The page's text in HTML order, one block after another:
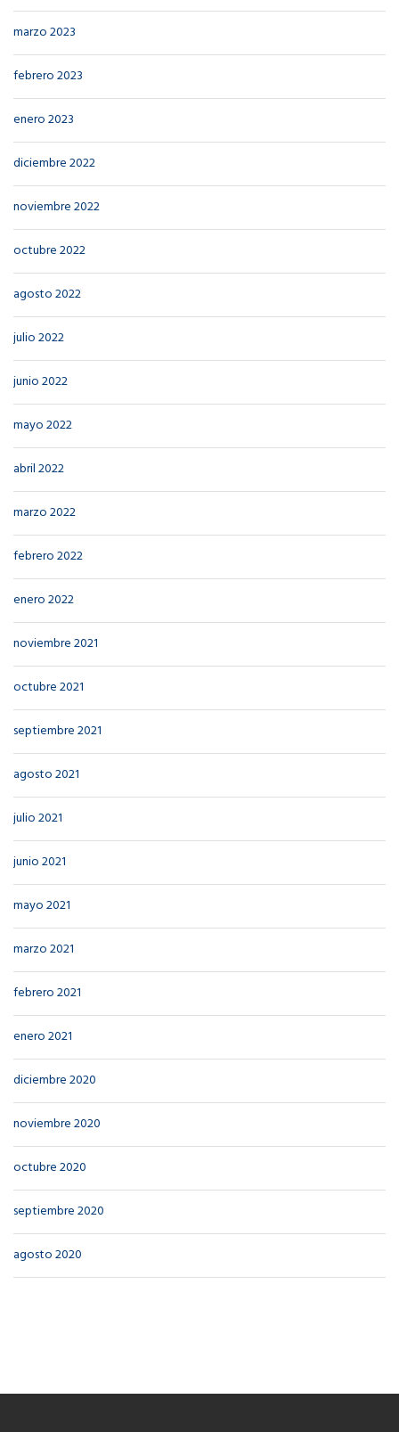
marzo 2023
febrero 2023
enero 2023
diciembre 2022
noviembre 2022
octubre 2022
agosto 2022
julio 2022
junio 2022
mayo 2022
abril 2022
marzo 2022
febrero 2022
enero 2022
noviembre 2021
octubre 2021
septiembre 2021
agosto 2021
julio 2021
junio 2021
mayo 2021
marzo 2021
febrero 2021
enero 2021
diciembre 2020
noviembre 2020
octubre 2020
septiembre 2020
agosto 2020